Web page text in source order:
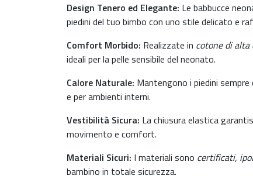
Design Tenero ed Elegante: Le babbucce
piedini del tuo bimbo con uno stile delicato e
Comfort Morbido: Realizzate in cotone di alta
ideali per la pelle sensibile del neonato.
Calore Naturale: Mantengono i piedini
e per ambienti interni.
Vestibilità Sicura: La chiusura elastica
movimento e comfort.
Materiali Sicuri: I materiali sono certificati,
bambino in totale sicurezza.